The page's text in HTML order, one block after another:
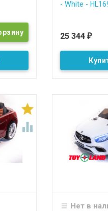
- White -
25 344₽


Нет в